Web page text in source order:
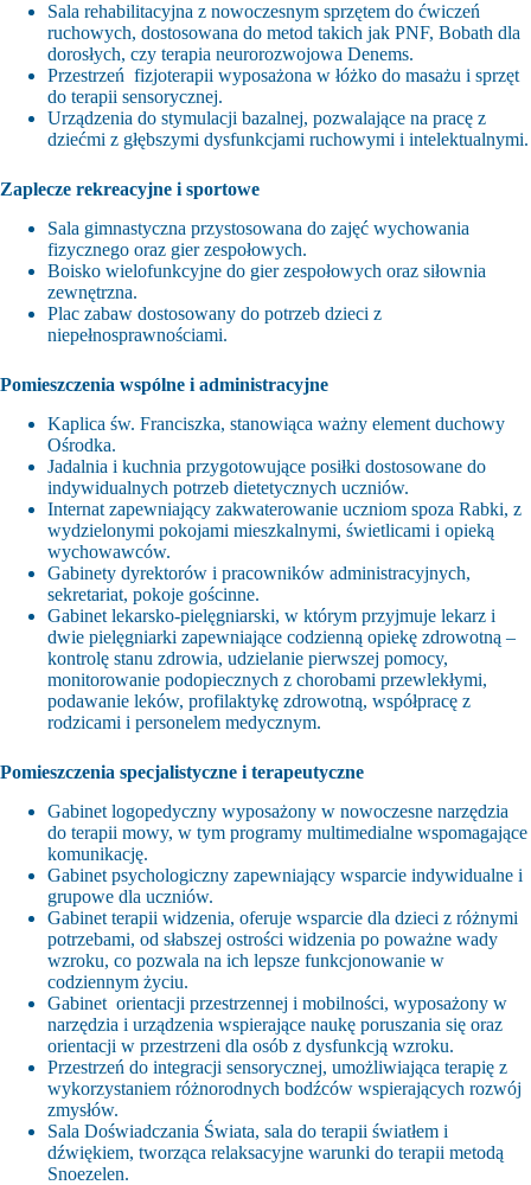
Sala rehabilitacyjna z nowoczesnym sprzętem do ćwiczeń
ruchowych, dostosowana do metod takich jak PNF, Bobath dla
dorosłych, czy terapia neurorozwojowa Denems.
Przestrzeń fizjoterapii wyposażona w łóżko do masażu i sprzęt
do terapii sensorycznej.
Urządzenia do stymulacji bazalnej, pozwalające na pracę z
dziećmi z głębszymi dysfunkcjami ruchowymi i intelektualnymi.
Zaplecze rekreacyjne i sportowe
Sala gimnastyczna przystosowana do zajęć wychowania
fizycznego oraz gier zespołowych.
Boisko wielofunkcyjne do gier zespołowych oraz siłownia
zewnętrzna.
Plac zabaw dostosowany do potrzeb dzieci z
niepełnosprawnościami.
Pomieszczenia wspólne i administracyjne
Kaplica św. Franciszka, stanowiąca ważny element duchowy
Ośrodka.
Jadalnia i kuchnia przygotowujące posiłki dostosowane do
indywidualnych potrzeb dietetycznych uczniów.
Internat zapewniający zakwaterowanie uczniom spoza Rabki, z
wydzielonymi pokojami mieszkalnymi, świetlicami i opieką
wychowawców.
Gabinety dyrektorów i pracowników administracyjnych,
sekretariat, pokoje gościnne.
Gabinet lekarsko-pielęgniarski, w którym przyjmuje lekarz i
dwie pielęgniarki zapewniające codzienną opiekę zdrowotną –
kontrolę stanu zdrowia, udzielanie pierwszej pomocy,
monitorowanie podopiecznych z chorobami przewlekłymi,
podawanie leków, profilaktykę zdrowotną, współpracę z
rodzicami i personelem medycznym.
Pomieszczenia specjalistyczne i terapeutyczne
Gabinet logopedyczny wyposażony w nowoczesne narzędzia
do terapii mowy, w tym programy multimedialne wspomagające
komunikację.
Gabinet psychologiczny zapewniający wsparcie indywidualne i
grupowe dla uczniów.
Gabinet terapii widzenia, oferuje wsparcie dla dzieci z różnymi
potrzebami, od słabszej ostrości widzenia po poważne wady
wzroku, co pozwala na ich lepsze funkcjonowanie w
codziennym życiu.
Gabinet orientacji przestrzennej i mobilności, wyposażony w
narzędzia i urządzenia wspierające naukę poruszania się oraz
orientacji w przestrzeni dla osób z dysfunkcją wzroku.
Przestrzeń do integracji sensorycznej, umożliwiająca terapię z
wykorzystaniem różnorodnych bodźców wspierających rozwój
zmysłów.
Sala Doświadczania Świata, sala do terapii światłem i
dźwiękiem, tworząca relaksacyjne warunki do terapii metodą
Snoezelen.